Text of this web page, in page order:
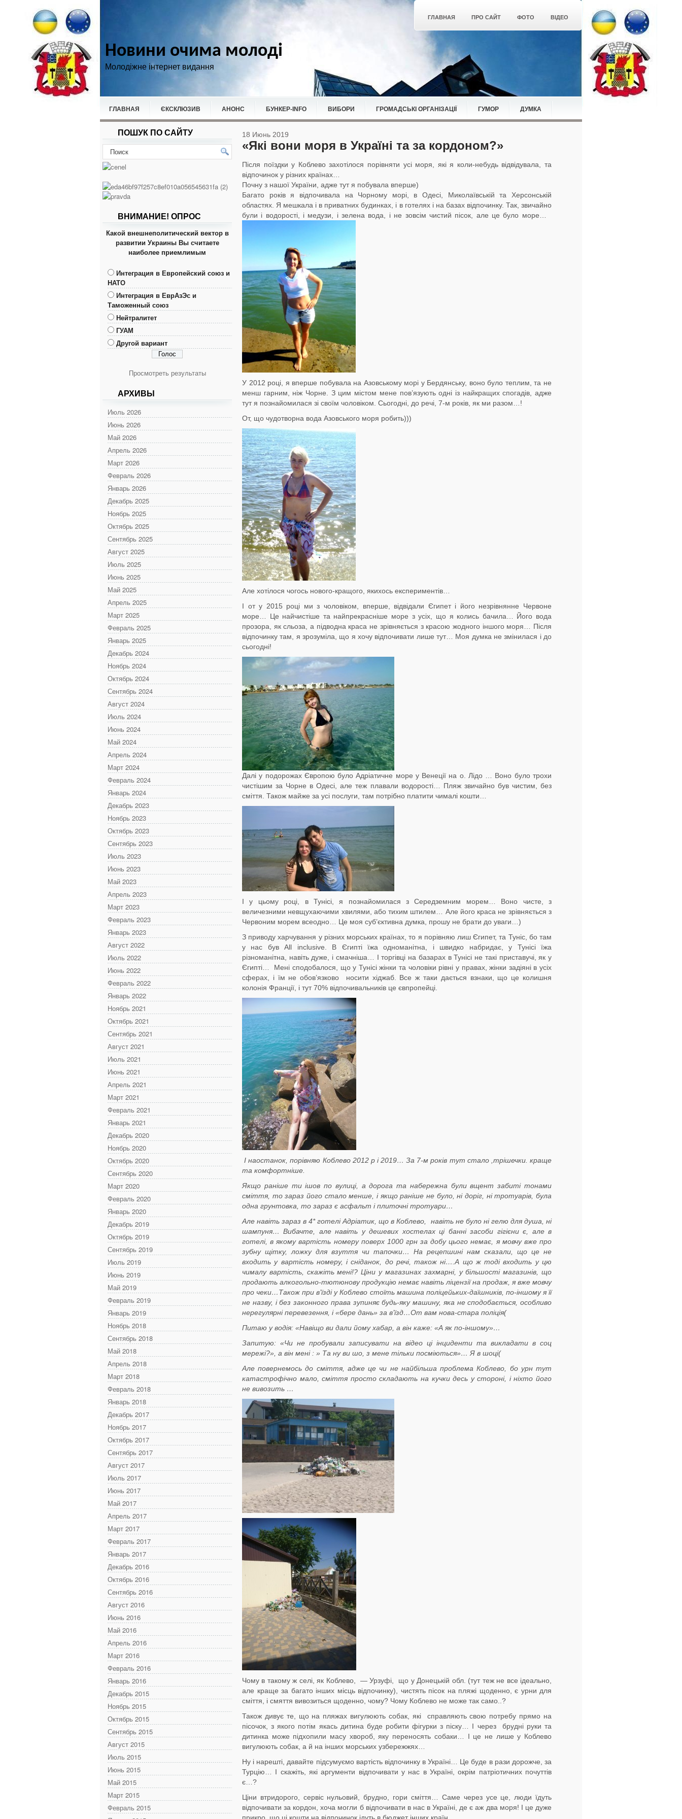
ГЛАВНАЯ ПРО САЙТ ФОТО ВІДЕО
Новини очима молоді
Молодіжне інтернет видання
ГЛАВНАЯ ЄКСКЛЮЗИВ АНОНС БУНКЕР-ІNFO ВИБОРИ ГРОМАДСЬКІ ОРГАНІЗАЦІЇ ГУМОР ДУМКА
НОВИНИ СПОРТ
ПОШУК ПО САЙТУ
ВНИМАНИЕ! ОПРОС
Какой внешнеполитический вектор в
развитии Украины Вы считаете
наиболее приемлимым
Интеграция в Европейский союз и
НАТО
Интеграция в ЕврАзЭс и
Таможенный союз
Нейтралитет
ГУАМ
Другой вариант
Просмотреть результаты
АРХИВЫ
Июль 2026
Июнь 2026
Май 2026
Апрель 2026
Март 2026
Февраль 2026
Январь 2026
Декабрь 2025
Ноябрь 2025
Октябрь 2025
Сентябрь 2025
Август 2025
Июль 2025
Июнь 2025
Май 2025
Апрель 2025
Март 2025
Февраль 2025
Январь 2025
Декабрь 2024
Ноябрь 2024
Октябрь 2024
Сентябрь 2024
Август 2024
Июль 2024
Июнь 2024
Май 2024
Апрель 2024
Март 2024
Февраль 2024
Январь 2024
Декабрь 2023
Ноябрь 2023
Октябрь 2023
Сентябрь 2023
Июль 2023
Июнь 2023
Май 2023
Апрель 2023
Март 2023
Февраль 2023
Январь 2023
Август 2022
Июль 2022
Июнь 2022
Февраль 2022
Январь 2022
Ноябрь 2021
Октябрь 2021
Сентябрь 2021
Август 2021
Июль 2021
Июнь 2021
Апрель 2021
Март 2021
Февраль 2021
Январь 2021
Декабрь 2020
Ноябрь 2020
Октябрь 2020
Сентябрь 2020
Март 2020
Февраль 2020
Январь 2020
Декабрь 2019
Октябрь 2019
Сентябрь 2019
Июль 2019
Июнь 2019
Май 2019
Февраль 2019
Январь 2019
Ноябрь 2018
Сентябрь 2018
Май 2018
Апрель 2018
Март 2018
Февраль 2018
Январь 2018
Декабрь 2017
Ноябрь 2017
Октябрь 2017
Сентябрь 2017
Август 2017
Июль 2017
Июнь 2017
Май 2017
Апрель 2017
Март 2017
Февраль 2017
Январь 2017
Декабрь 2016
Октябрь 2016
Сентябрь 2016
Август 2016
Июнь 2016
Май 2016
Апрель 2016
Март 2016
Февраль 2016
Январь 2016
Декабрь 2015
Ноябрь 2015
Октябрь 2015
Сентябрь 2015
Август 2015
Июль 2015
Июнь 2015
Май 2015
Март 2015
Февраль 2015
18 Июнь 2019
«Які вони моря в Україні та за кордоном?»
Після поїздки у Коблево захотілося порівняти усі моря, які я коли-небудь відвідувала, та
відпочинок у різних країнах…
Почну з нашої України, адже тут я побувала вперше)
Багато років я відпочивала на Чорному морі, в Одесі, Миколаївській та Херсонській
областях. Я мешкала і в приватних будинках, і в готелях і на базах відпочинку. Так, звичайно
були і водорості, і медузи, і зелена вода, і не зовсім чистий пісок, але це було море…
У 2012 році, я вперше побувала на Азовському морі у Бердянську, воно було теплим, та не
менш гарним, ніж Чорне. З цим містом мене пов’язують одні із найкращих спогадів, адже
тут я познайомилася зі своїм чоловіком. Сьогодні, до речі, 7-м років, як ми разом…!
От, що чудотворна вода Азовського моря робить)))
Але хотілося чогось нового-кращого, якихось експериментів…
І от у 2015 році ми з чоловіком, вперше, відвідали Єгипет і його незрівнянне Червоне
море… Це найчистіше та найпрекрасніше море з усіх, що я колись бачила… Його вода
прозора, як сльоза, а підводна краса не зрівняється з красою жодного іншого моря… Після
відпочинку там, я зрозуміла, що я хочу відпочивати лише тут… Моя думка не змінилася і до
сьогодні!
Далі у подорожах Європою було Адріатичне море у Венеції на о. Лідо … Воно було трохи
чистішим за Чорне в Одесі, але теж плавали водорості… Пляж звичайно був чистим, без
сміття. Також майже за усі послуги, там потрібно платити чималі кошти…
І у цьому році, в Тунісі, я познайомилася з Середземним морем… Воно чисте, з
величезними невщухаючими хвилями, або тихим штилем… Але його краса не зрівняється з
Червоним морем всеодно… Це моя суб’єктивна думка, прошу не брати до уваги…)
З приводу харчування у різних морських країнах, то я порівняю лиш Єгипет, та Туніс, бо там
у нас був All inclusive. В Єгипті їжа одноманітна, і швидко набридає, у Тунісі їжа
різноманітна, навіть дуже, і смачніша… І торгівці на базарах в Тунісі не такі приставучі, як у
Єгипті… Мені сподобалося, що у Тунісі жінки та чоловіки рівні у правах, жінки задіяні в усіх
сферах, і їм не обов’язково носити хіджаб. Все ж таки дається взнаки, що це колишня
колонія Франції, і тут 70% відпочивальників це євпропейці.
І наостанок, порівняю Коблево 2012 р і 2019… За 7-м років тут стало ,трішечки. краще
та комфортніше.
Якщо раніше ти ішов по вулиці, а дорога та набережна були вщент забиті тонами
сміття, то зараз його стало менше, і якщо раніше не було, ні доріг, ні тротуарів, була
одна грунтовка, то зараз є асфальт і плиточні тротуари…
Але навіть зараз в 4* готелі Адріатик, що в Коблево, навіть не було ні гелю для душа, ні
шампуня… Вибачте, але навіть у дешевих хостелах ці банні засоби гігієни є, але в
готелі, в якому вартість номеру поверх 1000 грн за добу цього немає, я мовчу вже про
зубну щітку, ложку для взуття чи тапочки… На рецепшині нам сказали, що це не
входить у вартість номеру, і сніданок, до речі, також ні….А що ж тоді входить у цю
чималу вартість, скажіть мені!? Ціни у магазинах захмарні, у більшості магазинів, що
продають алкогольно-тютюнову продукцію немає навіть ліцензії на продаж, я вже мовчу
про чеки…Також при в’їзді у Коблево стоїть машина поліцейьких-даїшників, по-іншому я її
не назву, і без законного права зупиняє будь-яку машину, яка не сподобається, особливо
нерегулярні перевезення, і «бере дань» за в’їзд…От вам нова-стара поліція(
Питаю у водія: «Навіщо ви дали йому хабар, а він каже: «А як по-іншому»…
Запитую: «Чи не пробували записувати на відео ці інциденти та викладати в соц
мережі?», а він мені : » Та ну ви шо, з мене тільки посміються»… Я в шоці(
Але повернемось до сміття, адже це чи не найбільша проблема Коблево, бо урн тут
катастрофічно мало, сміття просто складають на кучки десь у стороні, і ніхто його
не вивозить …
Чому в такому ж селі, як Коблево, — Урзуфі, що у Донецькій обл. (тут теж не все ідеально,
але краще за багато інших місць відпочинку), чистять пісок на пляжі щоденно, є урни для
сміття, і смяття вивозиться щоденно, чому? Чому Коблево не може так само..?
Також дивує те, що на пляжах вигулюють собак, які справляють свою потребу прямо на
пісочок, з якого потім якась дитина буде робити фігурки з піску… І через брудні руки та
дитинка може підхопили масу хвороб, яку переносять собаки… І це не лише у Коблево
вигулюють собак, а й на інших морських узбережжях…
Ну і нарешті, давайте підсумуємо вартість відпочинку в Україні… Це буде в рази дорожче, за
Турцію… І скажіть, які аргументи відпочивати у нас в Україні, окрім патріотичних почуттів
є…?
Ціни втридорого, сервіс нульовий, брудно, гори сміття… Саме через усе це, люди їдуть
відпочивати за кордон, хоча могли б відпочивати в нас в Україні, де є аж два моря! І це дуже